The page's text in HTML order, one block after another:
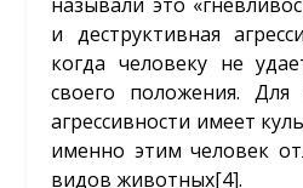
и деструктивная
когда человеку не
своего положения.
агрессивности имеет
именно этим человек
видов животных[4].